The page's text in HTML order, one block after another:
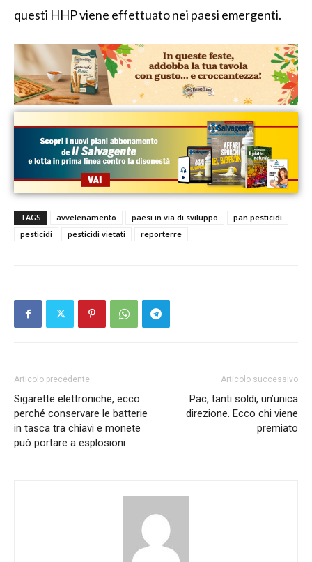
questi HHP viene effettuato nei paesi emergenti.
TAGS avvelenamento paesi in via di sviluppo
pan pesticidi
pesticidi
pesticidi vietati reporterre
Articolo precedente
Sigarette elettroniche, ecco
perché conservare le batterie
in tasca tra chiavi e monete
può portare a esplosioni
Articolo successivo
Pac, tanti soldi, un’unica
direzione. Ecco chi viene
premiato